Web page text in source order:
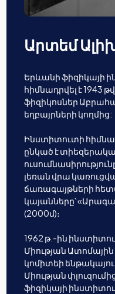
Արտեմ
Երևանի ֆիզիկայի
հիմնադրվել է 1943
ֆիզիկոսներ
եղբայրների կողմից:
Ինստիտուտի
ընկած է
լեռան վրա
ճառագայթների
կայանները՝
(2000մ)։
1962 թ.-ին
Միության
կոմիտեի
Միության
ֆիզիկայի